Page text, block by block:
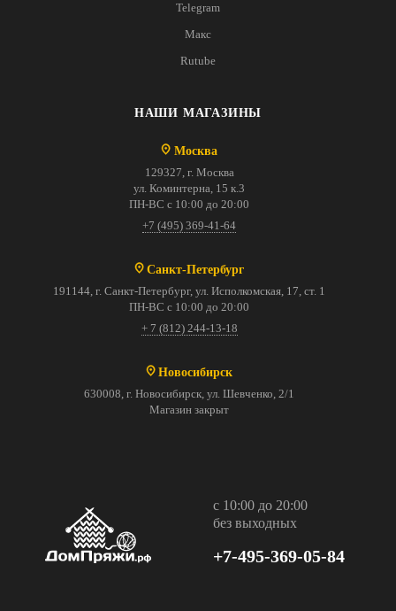
Telegram
Макс
Rutube
НАШИ МАГАЗИНЫ
Москва
129327, г. Москва
ул. Коминтерна, 15 к.3
ПН-ВС с 10:00 до 20:00
+7 (495) 369-41-64
Санкт-Петербург
191144, г. Санкт-Петербург, ул. Исполкомская, 17, ст. 1
ПН-ВС с 10:00 до 20:00
+ 7 (812) 244-13-18
Новосибирск
630008, г. Новосибирск, ул. Шевченко, 2/1
Магазин закрыт
с 10:00 до 20:00
без выходных
+7-495-369-05-84